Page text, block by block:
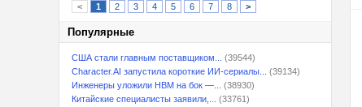
< 1 2 3 4 5 6 7 8 >
Популярные
США стали главным поставщиком...
(39544)
Character.AI запустила короткие ИИ-сериалы...
(39134)
Инженеры уложили HBM на бок —...
(38930)
Китайские специалисты заявили,...
(33761)